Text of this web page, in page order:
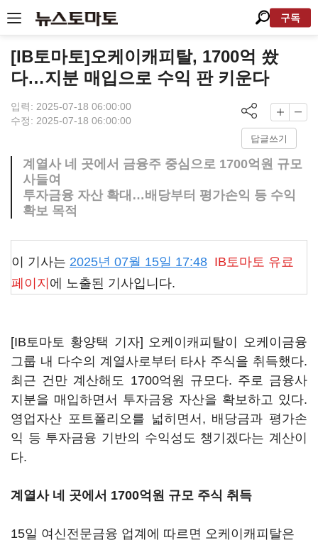
구독
[IB토마토]오케이캐피탈, 1700억 쐈
다…지분 매입으로 수익 판 키운다
입력: 2025-07-18 06:00:00
수정: 2025-07-18 06:00:00
답글쓰기
계열사 네 곳에서 금융주 중심으로 1700억원 규모
사들여
투자금융 자산 확대…배당부터 평가손익 등 수익
확보 목적
이 기사는 2025년 07월 15일 17:48 IB토마토 유료
페이지 에 노출된 기사입니다.
[IB토마토 황양택 기자] 오케이캐피탈이 오케이금융
그룹 내 다수의 계열사로부터 타사 주식을 취득했다.
최근 건만 계산해도 1700억원 규모다. 주로 금융사
지분을 매입하면서 투자금융 자산을 확보하고 있다.
영업자산 포트폴리오를 넓히면서, 배당금과 평가손
익 등 투자금융 기반의 수익성도 챙기겠다는 계산이
다.
계열사 네 곳에서 1700억원 규모 주식 취득
15일 여신전문금융 업계에 따르면 오케이캐피탈은